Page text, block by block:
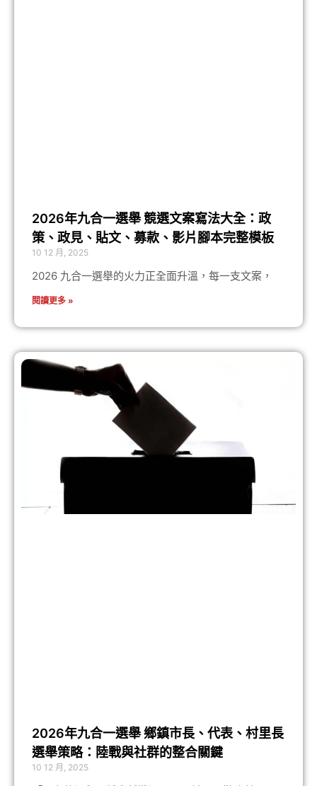
2026年九合一選舉 競選文案寫法大全：政
策、政見、貼文、募款、影片腳本完整模板
10 12 月, 2025
2026 九合一選舉的火力正全面升溫，每一支文案，
閱讀更多 »
2026年九合一選舉 鄉鎮市長、代表、村里長
選舉策略：陸戰與社群的整合關鍵
10 12 月, 2025